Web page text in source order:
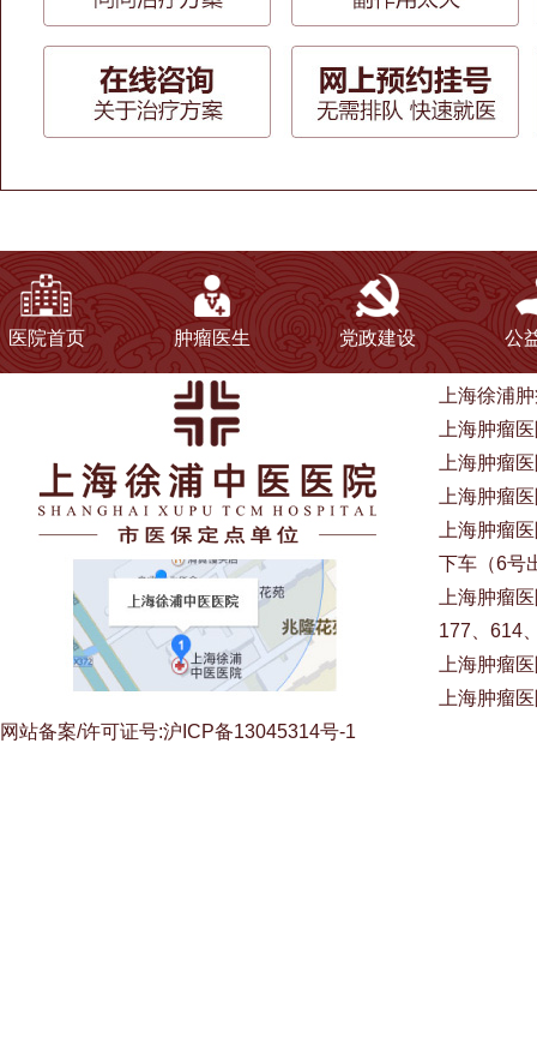
医院首页 肿瘤医生 党政建设 公
上海徐浦
上海肿瘤
上海肿瘤
上海肿瘤
上海肿瘤
下车（6号
上海肿瘤
177、614
上海肿瘤
上海肿瘤
网站备案/许可证号:沪ICP备13045314号-1